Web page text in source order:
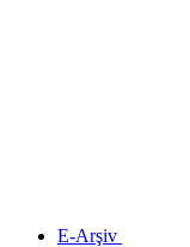
E-Arşiv